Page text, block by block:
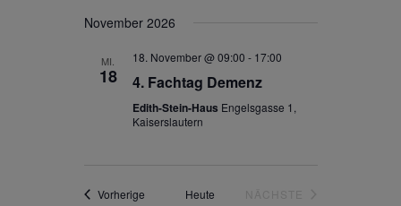
Ansichten,
Navigation
wählen.
November 2026
MI.
18
18. November @ 09:00 - 17:00
4. Fachtag Demenz
Edith-Stein-Haus Engelsgasse 1,
Kaiserslautern
VorherigeVeranstaltungen
Heute